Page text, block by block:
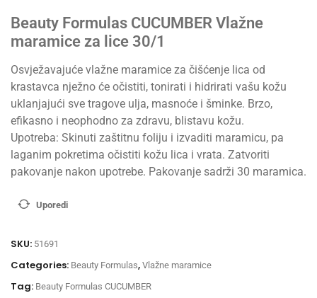
Beauty Formulas CUCUMBER Vlažne
maramice za lice 30/1
Osvježavajuće vlažne maramice za čišćenje lica od
krastavca nježno će očistiti, tonirati i hidrirati vašu kožu
uklanjajući sve tragove ulja, masnoće i šminke. Brzo,
efikasno i neophodno za zdravu, blistavu kožu.
Upotreba: Skinuti zaštitnu foliju i izvaditi maramicu, pa
laganim pokretima očistiti kožu lica i vrata. Zatvoriti
pakovanje nakon upotrebe. Pakovanje sadrži 30 maramica.
Uporedi
SKU: 51691
Categories: Beauty Formulas, Vlažne maramice
Tag: Beauty Formulas CUCUMBER